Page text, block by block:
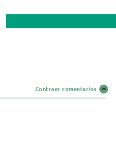
Contraer comentarios